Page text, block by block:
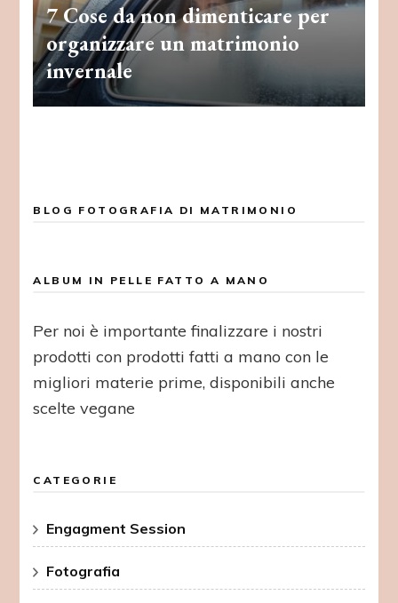
7 Cose da non dimenticare per
organizzare un matrimonio
invernale
BLOG FOTOGRAFIA DI MATRIMONIO
ALBUM IN PELLE FATTO A MANO
Per noi è importante finalizzare i nostri
prodotti con prodotti fatti a mano con le
migliori materie prime, disponibili anche
scelte vegane
CATEGORIE
Engagment Session
Fotografia